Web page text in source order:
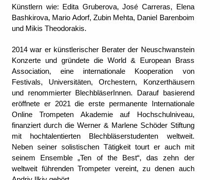
Künstlern wie: Edita Gruberova, José Carreras, Elena
Bashkirova, Mario Adorf, Zubin Mehta, Daniel Barenboim
und Mikis Theodorakis.
2014 war er künstlerischer Berater der Neuschwanstein
Konzerte und gründete die World & European Brass
Association, eine internationale Kooperation von
Festivals, Universitäten, Orchestern, Konzerthäusern
und renommierter BlechbläserInnen. Darauf basierend
eröffnete er 2021 die erste permanente Internationale
Online Trompeten Akademie auf Hochschulniveau,
finanziert durch die Werner & Marlene Schöder Stiftung
mit hochtalentierten Blechbläserstudenten weltweit.
Neben seiner solistischen Tätigkeit tourt er auch mit
seinem Ensemble „Ten of the Best“, das zehn der
weltweit führenden Trompeter vereint, zu denen auch